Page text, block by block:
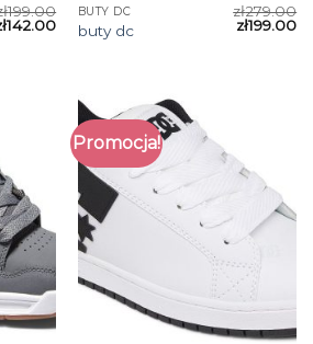
199.00
142.00
BUTY DC
buty dc
zł279.00
zł199.00
Promocja!